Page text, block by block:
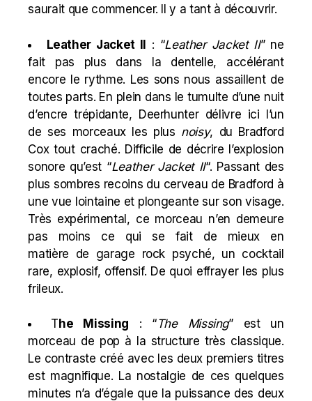
saurait que commencer. Il y a tant à découvrir.
Leather Jacket II : “Leather Jacket II” ne
fait pas plus dans la dentelle, accélérant
encore le rythme. Les sons nous assaillent de
toutes parts. En plein dans le tumulte d’une nuit
d’encre trépidante, Deerhunter délivre ici l’un
de ses morceaux les plus noisy, du Bradford
Cox tout craché. Difficile de décrire l’explosion
sonore qu’est “Leather Jacket II“. Passant des
plus sombres recoins du cerveau de Bradford à
une vue lointaine et plongeante sur son visage.
Très expérimental, ce morceau n’en demeure
pas moins ce qui se fait de mieux en
matière de garage rock psyché, un cocktail
rare, explosif, offensif. De quoi effrayer les plus
frileux.
T he Missing : “The Missing” est un
morceau de pop à la structure très classique.
Le contraste créé avec les deux premiers titres
est magnifique. La nostalgie de ces quelques
minutes n’a d’égale que la puissance des deux